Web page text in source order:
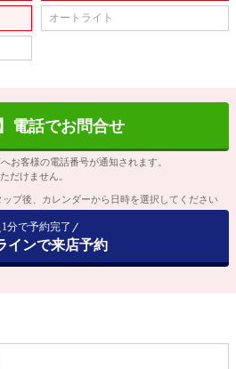
オートライト
電話でお問合せ
お客様の電話番号が通知されます。
だけません。
ップ後、カレンダーから日時を選択してください
1分で予約完了
インで来店予約